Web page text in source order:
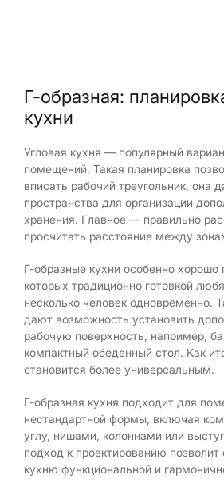
Г-образная:
кухни
Угловая кухня — популярный
помещений. Такая планировка
вписать рабочий треугольник, она
пространства для организации
хранения. Главное — правильно
просчитать расстояние между
Г-образные кухни особенно
которых традиционно готовкой
несколько человек одновременно.
дают возможность установить
рабочую поверхность, например,
компактный обеденный стол. Как
становится более универсальным.
Г-образная кухня подходит для
нестандартной формы, включая
углу, нишами, колоннами или
подход к проектированию позволит
кухню функциональной и